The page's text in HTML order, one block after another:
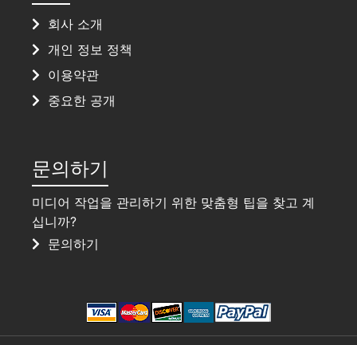
회사 소개
개인 정보 정책
이용약관
중요한 공개
문의하기
미디어 작업을 관리하기 위한 맞춤형 팁을 찾고 계
십니까?
문의하기